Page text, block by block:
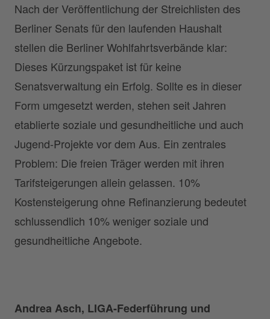
Nach der Veröffentlichung der Streichlisten des
Berliner Senats für den laufenden Haushalt
stellen die Berliner Wohlfahrtsverbände klar:
Dieses Kürzungspaket ist für keine
Senatsverwaltung ein Erfolg. Sollte es in dieser
Form umgesetzt werden, stehen seit Jahren
etablierte soziale und gesundheitliche und auch
Jugend-Projekte vor dem Aus. Ein zentrales
Problem: Die freien Träger werden mit ihren
Tarifsteigerungen allein gelassen. 10%
Kostensteigerung ohne Refinanzierung bedeutet
schlussendlich 10% weniger soziale und
gesundheitliche Angebote.
Andrea Asch, LIGA-Federführung und